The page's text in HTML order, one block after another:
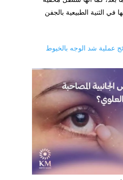
في الثنية الطبيعية بالجفن
عملية شد الوجه بالخيوط